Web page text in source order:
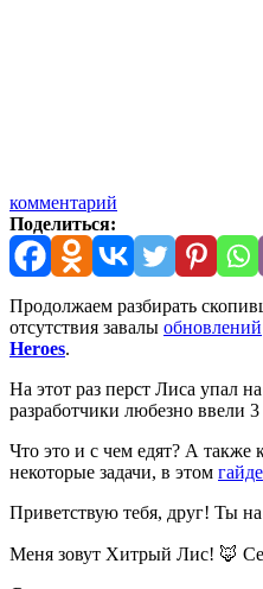
комментарий
Поделиться:
Продолжаем разбирать
отсутствия завалы обновлений
Heroes.
На этот раз перст Лиса упал
разработчики любезно ввели 3
Что это и с чем едят? А также
некоторые задачи, в этом гайде
Приветствую тебя, друг! Ты
Меня зовут Хитрый Лис! 🦊